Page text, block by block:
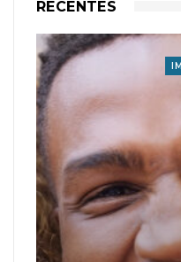
RECENTES